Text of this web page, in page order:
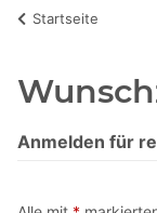
Startseite
Anmelden für